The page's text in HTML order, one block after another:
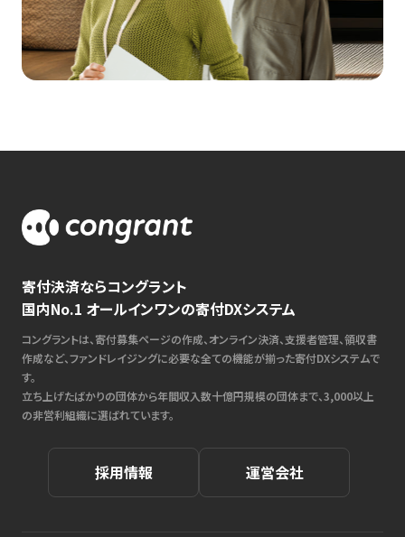
寄付決済ならコングラント
国内No.1 オールインワンの寄付DXシステム
コングラントは、寄付募集ページの作成、オンライン決済、支援者管理、領収書
作成など、ファンドレイジングに必要な全ての機能が揃った寄付DXシステムで
す。
立ち上げたばかりの団体から年間収入数十億円規模の団体まで、3,000以上
の非営利組織に選ばれています。
採用情報 運営会社